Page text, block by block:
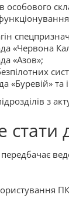
особового
«Червона
«Азов»;
«Буревій» та
з
стати
передбачає